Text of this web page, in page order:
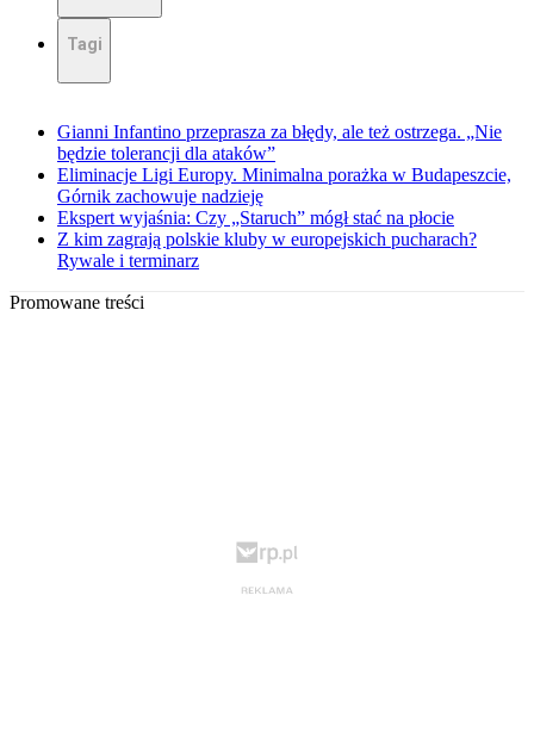
Tagi
Gianni Infantino przeprasza za błędy, ale też ostrzega. „Nie
będzie tolerancji dla ataków”
Eliminacje Ligi Europy. Minimalna porażka w Budapeszcie,
Górnik zachowuje nadzieję
Ekspert wyjaśnia: Czy „Staruch” mógł stać na płocie
Z kim zagrają polskie kluby w europejskich pucharach?
Rywale i terminarz
Promowane treści